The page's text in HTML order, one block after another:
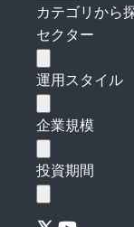
カテゴリから
セクター
運用スタイル
企業規模
投資期間